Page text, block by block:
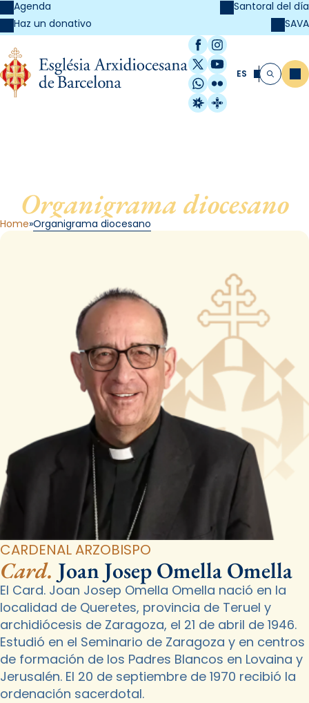
Agenda
Haz un donativo
Santoral del día
SAVA
Facebook
Instagram
X / Twitter
YouTube
WhatsApp
Flickr
Radio Estel
Catalunya
ES Buscar
Organigrama diocesano
Home Organigrama diocesano
CARDENAL ARZOBISPO
Card. Joan Josep Omella Omella
El Card. Joan Josep Omella Omella nació en la
localidad de Queretes, provincia de Teruel y
archidiócesis de Zaragoza, el 21 de abril de 1946.
Estudió en el Seminario de Zaragoza y en centros
de formación de los Padres Blancos en Lovaina y
Jerusalén. El 20 de septiembre de 1970 recibió la
ordenación sacerdotal.